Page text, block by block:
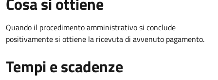
Quando il procedimento amministrativo si conclude
positivamente si ottiene la ricevuta di avvenuto pagamento.
Tempi e scadenze